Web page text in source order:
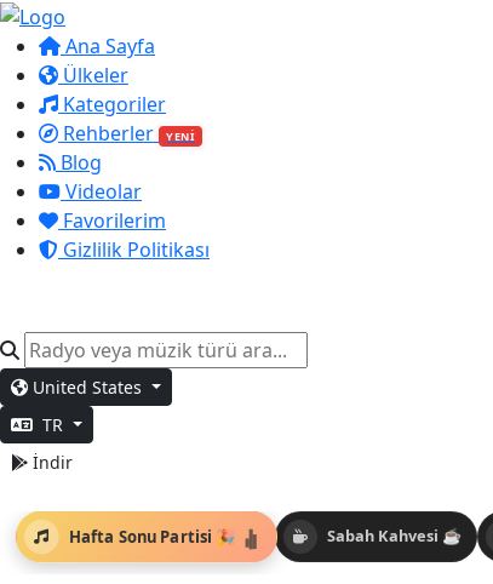
Ana Sayfa
Ülkeler
Kategoriler
Rehberler
YENİ
Blog
Videolar
Favorilerim
Gizlilik Politikası
United States
TR
İndir
Sabah Kahvesi ☕
Hafta Sonu Partisi 🎉